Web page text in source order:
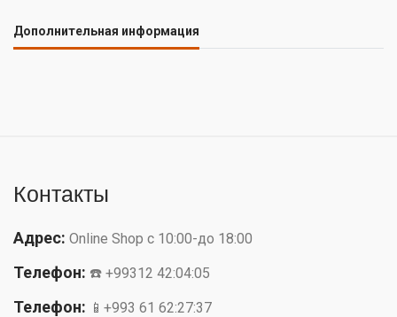
Дополнительная информация
Контакты
Адрес: Online Shop с 10:00-до 18:00
Телефон: ☎️ +99312 42:04:05
Телефон: 📱+993 61 62:27:37